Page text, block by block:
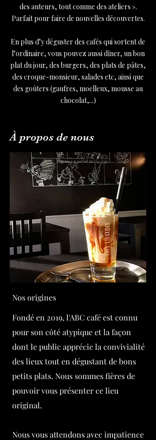
des auteurs, tout comme des ateliers ».
Parfait pour faire de nouvelles découvertes.
En plus d’y déguster des cafés qui sortent de
l’ordinaire, vous pouvez aussi dîner, un bon
plat du jour, des burgers, des plats de pâtes,
des croque-monsieur, salades etc, ainsi que
des goûters (gaufres, moelleux, mousse au
chocolat,...)
À propos de nous
Nos origines
Fondé en 2019, l'ABC café est connu
pour son côté atypique et la façon
dont le public apprécie la convivialité
des lieux tout en dégustant de bons
petits plats. Nous sommes fières de
pouvoir vous présenter ce lieu
original.
Nous vous attendons avec impatience